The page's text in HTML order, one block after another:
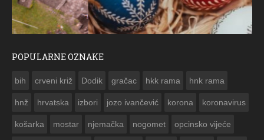
POPULARNE OZNAKE
bih crveni križ Dodik gračac hkk rama hnk rama
hnž hrvatska izbori jozo ivančević korona koronavirus
košarka mostar njemačka nogomet opcinsko vijeće